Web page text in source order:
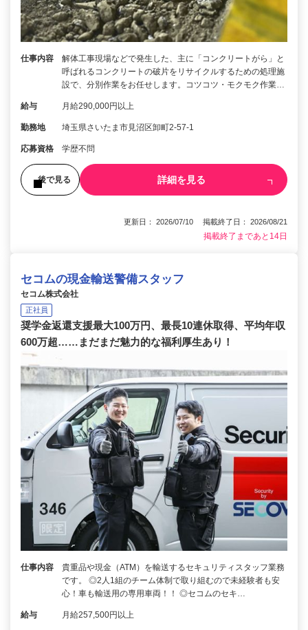
仕事内容
解体工事現場などで発生した、主に「コンクリートがら」と
呼ばれるコンクリートの破片をリサイクルするための処理施
設で、分別作業をお任せします。コツコツ・モクモク作業…
給与 月給290,000円以上
勤務地 埼玉県さいたま市見沼区卸町2-57-1
応募資格 学歴不問
後で見る 詳細を見る
更新日： 2026/07/10 掲載終了日： 2026/08/21
掲載終了まであと14日
セコムの現金輸送警備スタッフ
セコム株式会社
正社員
奨学金返還支援最大100万円、最長10連休取得、平均年収
600万超……まだまだ魅力的な福利厚生あり！
仕事内容
貴重品や現金（ATM）を輸送するセキュリティスタッフ業務
です。 ◎2人1組のチーム体制で取り組むので未経験者も安
心！車も輸送用の専用車両！！ ◎セコムのセキ…
給与 月給257,500円以上